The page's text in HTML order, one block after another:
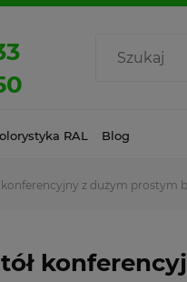
RAL Blog
konferencyjny z dużym prostym